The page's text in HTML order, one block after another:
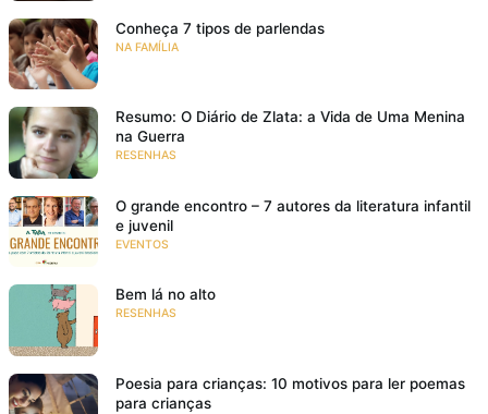
Conheça 7 tipos de parlendas
NA FAMÍLIA
Resumo: O Diário de Zlata: a Vida de Uma Menina
na Guerra
RESENHAS
O grande encontro – 7 autores da literatura infantil
e juvenil
EVENTOS
Bem lá no alto
RESENHAS
Poesia para crianças: 10 motivos para ler poemas
para crianças